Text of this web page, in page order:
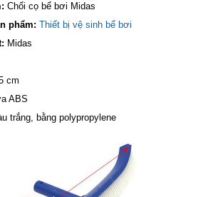
Chổi cọ bể bơi Midas
phẩm: Thiết bị vệ sinh bể bơi
Midas
cm
ABS
trắng, bằng polypropylene